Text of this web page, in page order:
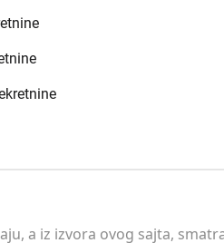
a iz izvora ovog sajta,